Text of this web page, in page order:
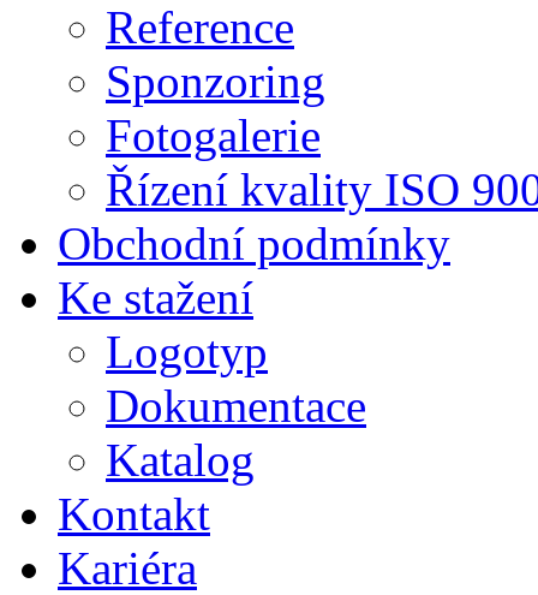
Reference
Sponzoring
Fotogalerie
Řízení kvality ISO
Obchodní podmínky
Ke stažení
Logotyp
Dokumentace
Katalog
Kontakt
Kariéra